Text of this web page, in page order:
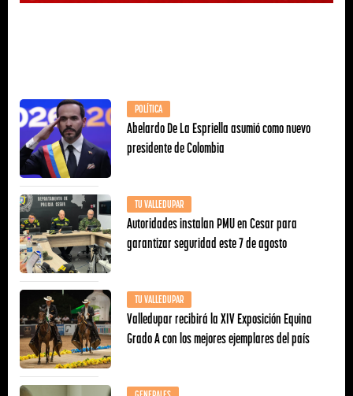
POLÍTICA
Abelardo De La Espriella asumió como nuevo
presidente de Colombia
TU VALLEDUPAR
Autoridades instalan PMU en Cesar para
garantizar seguridad este 7 de agosto
TU VALLEDUPAR
Valledupar recibirá la XIV Exposición Equina
Grado A con los mejores ejemplares del país